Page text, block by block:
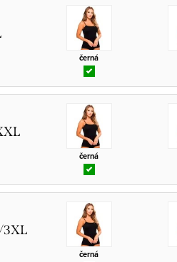
černá
černá
3XL
černá